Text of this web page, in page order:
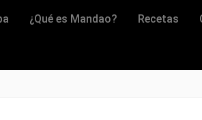
¿Qué es Mandao? Recetas